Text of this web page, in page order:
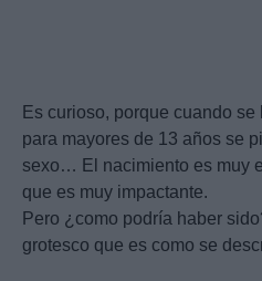
Es curioso, porque cuando
para mayores de 13 años se
sexo… El nacimiento es muy
que es muy impactante.
Pero ¿como podría haber
grotesco que es como se